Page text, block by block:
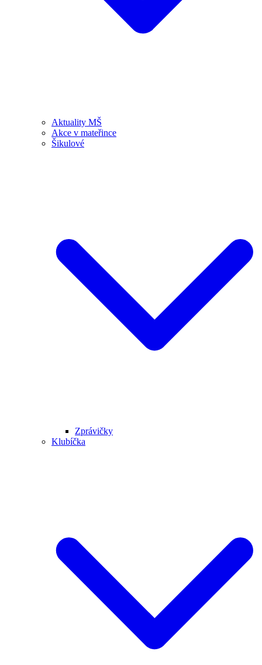
Aktuality MŠ
Akce v mateřince
Šikulové
Zprávičky
Klubíčka